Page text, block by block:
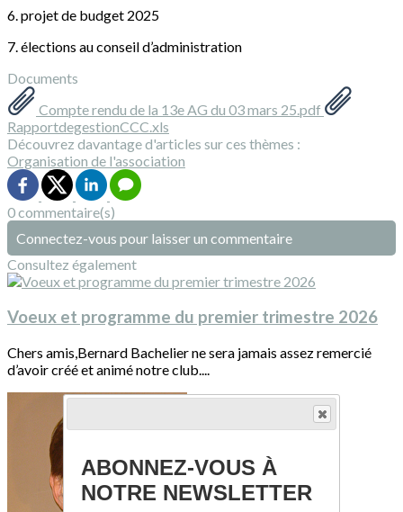
6. projet de budget 2025
7. élections au conseil d’administration
Documents
Compte rendu de la 13e AG du 03 mars 25.pdf
RapportdegestionCCC.xls
Découvrez davantage d'articles sur ces thèmes :
Organisation de l'association
0 commentaire(s)
Connectez-vous pour laisser un commentaire
Consultez également
Voeux et programme du premier trimestre 2026
Chers amis,Bernard Bachelier ne sera jamais assez remercié
d’avoir créé et animé notre club....
ABONNEZ-VOUS À
NOTRE NEWSLETTER